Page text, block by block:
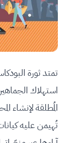
تمتد ثورة
استهلاك
المُطلقة لإنشاء
تُهيمن عليه